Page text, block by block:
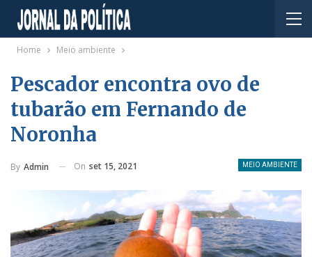
Home Meio ambiente
Pescador encontra ovo de
tubarão em Fernando de
Noronha
MEIO AMBIENTE
By Admin On set 15, 2021